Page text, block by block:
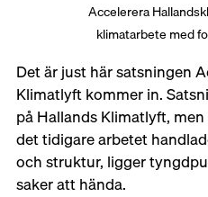
Accelerera
klimatarbete med
Det är just här satsningen
Klimatlyft kommer in.
på Hallands Klimatlyft,
det tidigare arbetet
och struktur, ligger
saker att hända.